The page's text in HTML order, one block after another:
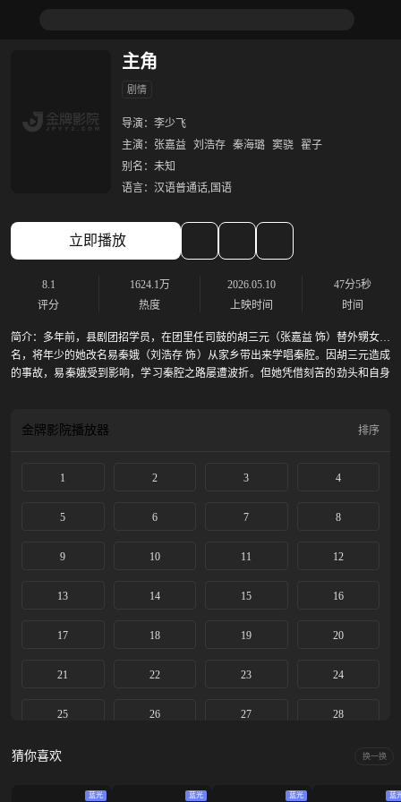
主角
剧情
导演： 李少飞
主演： 张嘉益 刘浩存 秦海璐 窦骁 翟子
别名： 未知
语言： 汉语普通话,国语
立即播放
8.1
评分
1624.1万
热度
2026.05.10
上映时间
47分5秒
时间
简介： 多年前，县剧团招学员，在团里任司鼓的胡三元（张嘉益 饰）替外甥女报
名，将年少的她改名易秦娥（刘浩存 饰）从家乡带出来学唱秦腔。因胡三元造成
的事故，易秦娥受到影响，学习秦腔之路屡遭波折。但她凭借刻苦的劲头和自身
折，她终于明白对秦腔艺术的传承才是她作为“主角”的真正意义，她将继续培养
金牌影院播放器 排序
1 2 3 4
5 6 7 8
9 10 11 12
13 14 15 16
17 18 19 20
21 22 23 24
25 26 27 28
29
猜你喜欢 换一换
蓝光 蓝光 蓝光 蓝